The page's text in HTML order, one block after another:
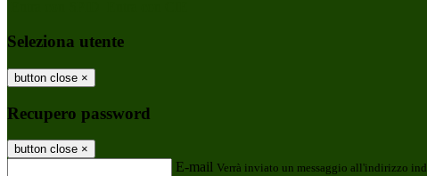
Seleziona utente
button close ×
Recupero password
button close ×
E-mail Verrà inviato un messaggio all'indirizzo